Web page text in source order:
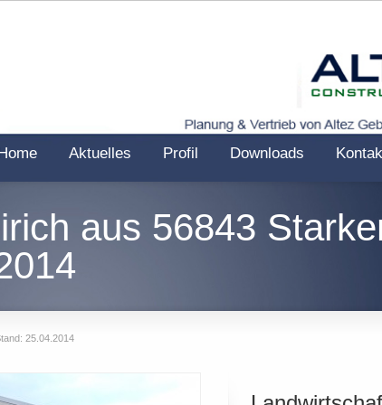
Aktuelles Profil Downloads
aus 56843
25.04.2014